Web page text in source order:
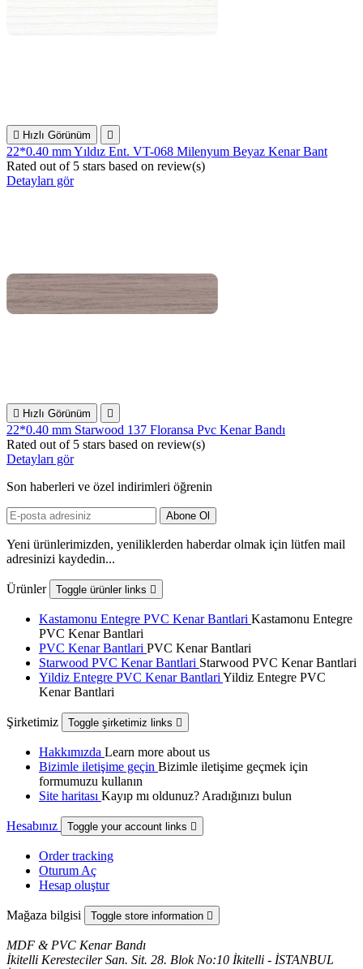
 Hızlı Görünüm 
22*0.40 mm Yıldız Ent. VT-068 Milenyum Beyaz Kenar Bant
Rated out of 5 stars based on review(s)
Detayları gör
 Hızlı Görünüm 
22*0.40 mm Starwood 137 Floransa Pvc Kenar Bandı
Rated out of 5 stars based on review(s)
Detayları gör
Son haberleri ve özel indirimleri öğrenin
Yeni ürünlerimizden, yeniliklerden haberdar olmak için lütfen mail
adresinizi kaydedin...
Ürünler Toggle ürünler links 
Kastamonu Entegre PVC Kenar Bantlari Kastamonu Entegre
PVC Kenar Bantlari
PVC Kenar Bantlari PVC Kenar Bantlari
Starwood PVC Kenar Bantlari Starwood PVC Kenar Bantlari
Yildiz Entegre PVC Kenar Bantlari Yildiz Entegre PVC
Kenar Bantlari
Şirketimiz Toggle şirketimiz links 
Hakkımızda Learn more about us
Bizimle iletişime geçin Bizimle iletişime geçmek için
formumuzu kullanın
Site haritası Kayıp mı oldunuz? Aradığınızı bulun
Hesabınız Toggle your account links 
Order tracking
Oturum Aç
Hesap oluştur
Mağaza bilgisi Toggle store information 
MDF & PVC Kenar Bandı
İkitelli Keresteciler San. Sit. 28. Blok No:10 İkitelli - İSTANBUL